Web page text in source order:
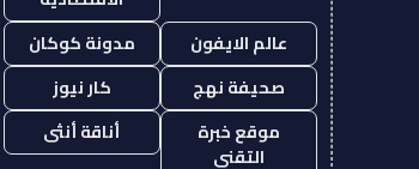
عالم الايفون
مدونة كوكان
صحيفة نهج
كار نيوز
موقع خبرة
التقني
أناقة أنثى